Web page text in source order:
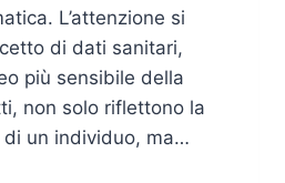
L’attenzione si
di dati sanitari,
più sensibile della
non solo riflettono la
di un individuo, ma…